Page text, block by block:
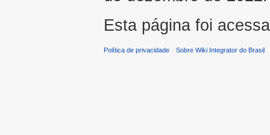
Esta página foi
Política de privacidade Sobre Wiki Integrator do Brasil